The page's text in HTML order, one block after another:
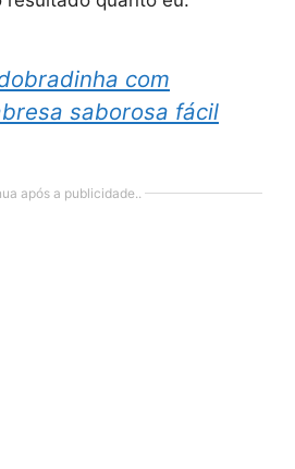
com
saborosa fácil
após a publicidade..